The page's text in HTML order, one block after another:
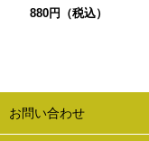
880円（税込）
お問い合わせ